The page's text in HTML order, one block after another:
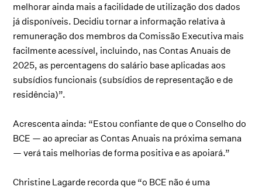
melhorar ainda mais a facilidade de utilização dos dados
já disponíveis. Decidiu tornar a informação relativa à
remuneração dos membros da Comissão Executiva mais
facilmente acessível, incluindo, nas Contas Anuais de
2025, as percentagens do salário base aplicadas aos
subsídios funcionais (subsídios de representação e de
residência)”.
Acrescenta ainda: “Estou confiante de que o Conselho do
BCE — ao apreciar as Contas Anuais na próxima semana
— verá tais melhorias de forma positiva e as apoiará.”
Christine Lagarde recorda que “o BCE não é uma